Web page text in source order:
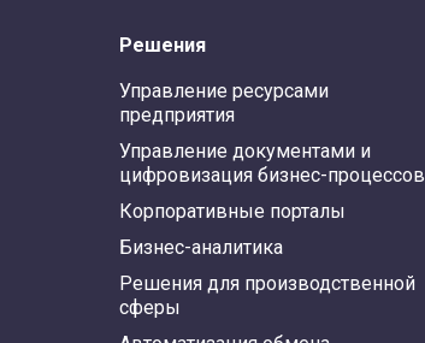
Решения
Управление ресурсами
предприятия
Управление документами и
цифровизация бизнес-процессов
Корпоративные порталы
Бизнес-аналитика
Решения для производственной
сферы